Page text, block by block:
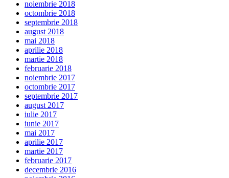
noiembrie 2018
octombrie 2018
septembrie 2018
august 2018
mai 2018
aprilie 2018
martie 2018
februarie 2018
noiembrie 2017
octombrie 2017
septembrie 2017
august 2017
iulie 2017
iunie 2017
mai 2017
aprilie 2017
martie 2017
februarie 2017
decembrie 2016